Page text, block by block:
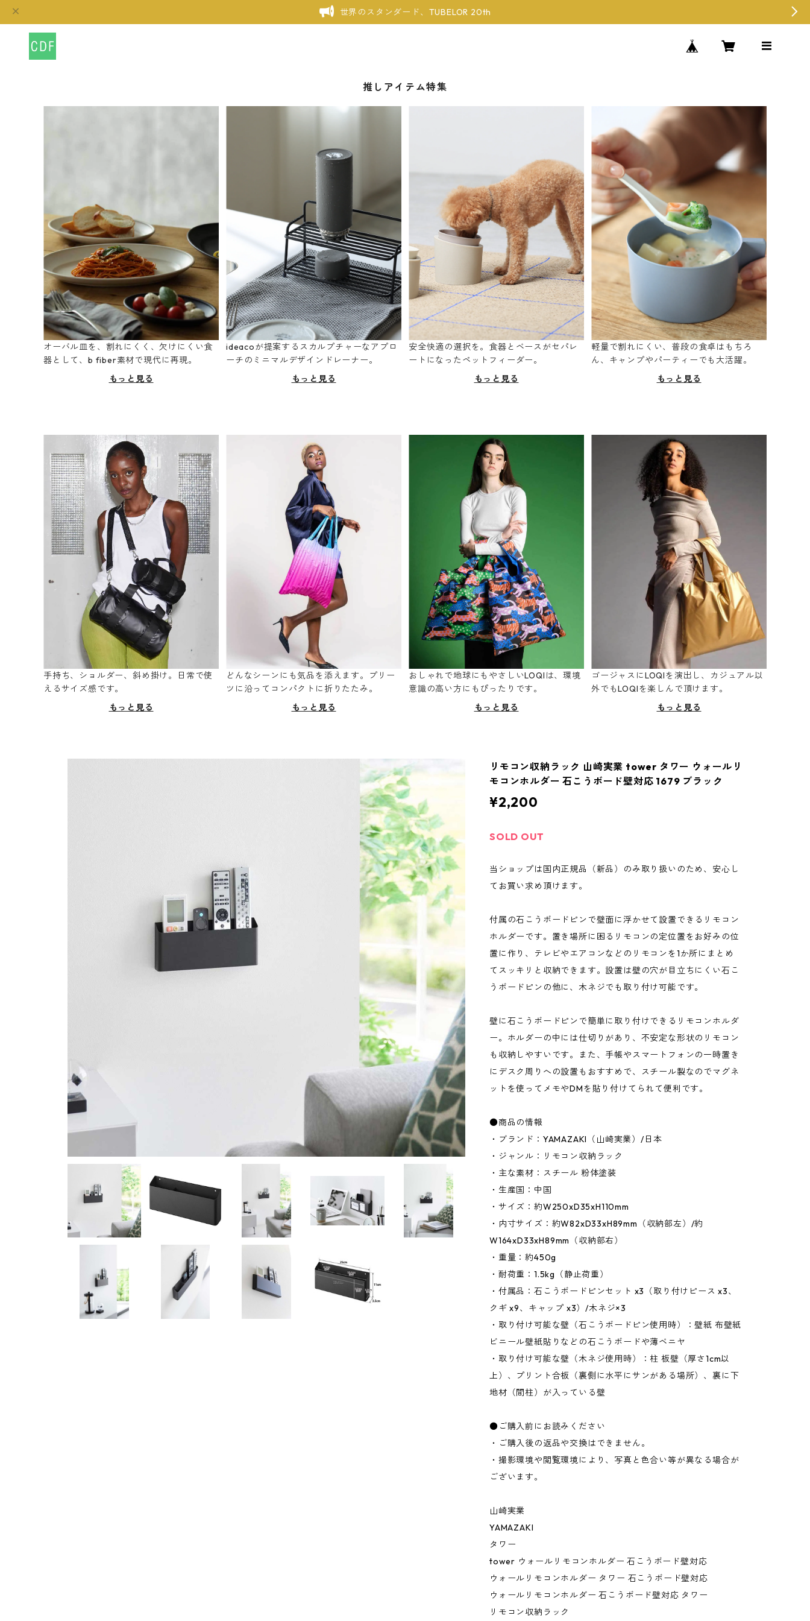
世界のスタンダード、TUBELOR 20th
推しアイテム特集
オーバル皿を、割れにくく、欠けにくい食
器として、b fiber素材で現代に再現。
もっと見る
ideacoが提案するスカルプチャーなアプロ
ーチのミニマルデザインドレーナー。
もっと見る
安全快適の選択を。食器とベースがセパレ
ートになったペットフィーダー。
もっと見る
軽量で割れにくい、普段の食卓はもちろ
ん、キャンプやパーティーでも大活躍。
もっと見る
手持ち、ショルダー、斜め掛け。日常で使
えるサイズ感です。
もっと見る
どんなシーンにも気品を添えます。プリー
ツに沿ってコンパクトに折りたたみ。
もっと見る
おしゃれで地球にもやさしいLOQIは、環境
意識の高い方にもぴったりです。
もっと見る
ゴージャスにLOQIを演出し、カジュアル以
外でもLOQIを楽しんで頂けます。
もっと見る
リモコン収納ラック 山崎実業 tower タワー ウォールリ
モコンホルダー 石こうボード壁対応 1679 ブラック
¥2,200
SOLD OUT
当ショップは国内正規品（新品）のみ取り扱いのため、安心し
てお買い求め頂けます。
付属の石こうボードピンで壁面に浮かせて設置できるリモコン
ホルダーです。置き場所に困るリモコンの定位置をお好みの位
置に作り、テレビやエアコンなどのリモコンを1か所にまとめ
てスッキリと収納できます。設置は壁の穴が目立ちにくい石こ
うボードピンの他に、木ネジでも取り付け可能です。
壁に石こうボードピンで簡単に取り付けできるリモコンホルダ
ー。ホルダーの中には仕切りがあり、不安定な形状のリモコン
も収納しやすいです。また、手帳やスマートフォンの一時置き
にデスク周りへの設置もおすすめで、スチール製なのでマグネ
ットを使ってメモやDMを貼り付けてられて便利です。
●商品の情報
・ブランド：YAMAZAKI（山崎実業）/日本
・ジャンル：リモコン収納ラック
・主な素材：スチール 粉体塗装
・生産国：中国
・サイズ：約W250xD35xH110mm
・内寸サイズ：約W82xD33xH89mm（収納部左）/約
W164xD33xH89mm（収納部右）
・重量：約450g
・耐荷重：1.5kg（静止荷重）
・付属品：石こうボードピンセット x3（取り付けピース x3、
クギ x9、キャップ x3）/木ネジ×3
・取り付け可能な壁（石こうボードピン使用時）：壁紙 布壁紙
ビニール壁紙貼りなどの石こうボードや薄ベニヤ
・取り付け可能な壁（木ネジ使用時）：柱 板壁（厚さ1cm以
上）、プリント合板（裏側に水平にサンがある場所）、裏に下
地材（間柱）が入っている壁
●ご購入前にお読みください
・ご購入後の返品や交換はできません。
・撮影環境や閲覧環境により、写真と色合い等が異なる場合が
ございます。
山崎実業
YAMAZAKI
タワー
tower ウォールリモコンホルダー 石こうボード壁対応
ウォールリモコンホルダー タワー 石こうボード壁対応
ウォールリモコンホルダー 石こうボード壁対応 タワー
リモコン収納ラック